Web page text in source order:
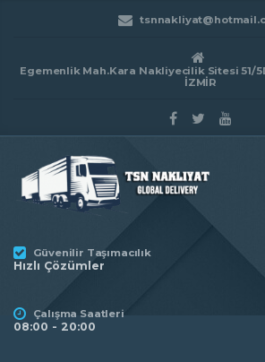
Egemenlik Mah.Kara Nakliyecilik Sitesi 51/
İZMİR
Güvenilir Taşımacılık
Hızlı Çözümler
Çalışma Saatleri
08:00 - 20:00